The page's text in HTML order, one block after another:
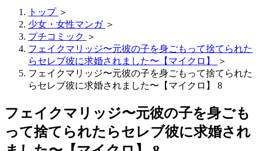
トップ ＞
少女・女性マンガ ＞
プチコミック ＞
フェイクマリッジ〜元彼の子を身ごもって捨てられた
らセレブ彼に求婚されました〜【マイクロ】
＞
フェイクマリッジ〜元彼の子を身ごもって捨てられた
らセレブ彼に求婚されました〜【マイクロ】 8
フェイクマリッジ〜元彼の子を身ごも
って捨てられたらセレブ彼に求婚され